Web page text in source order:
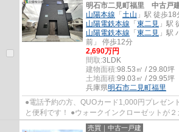
明石市二見町福里 中古戸
山陽本線 「土山 」駅 徒歩18
山陽電鉄本線 「東二見 」駅
山陽電鉄本線 「東二見 」駅
前」 停歩12分
2,690万円
間取:3LDK
建物面積:98.53㎡ / 29.80坪
土地面積:99.03㎡ / 29.95坪
兵庫県明石市二見町福里
●電話予約の方、QUOカード1,000円プレゼン
と便利です！ ●ウォークインクローゼットが２
です！ ●令和５年２月の築浅中古戸建です！
売買｜中古一戸建